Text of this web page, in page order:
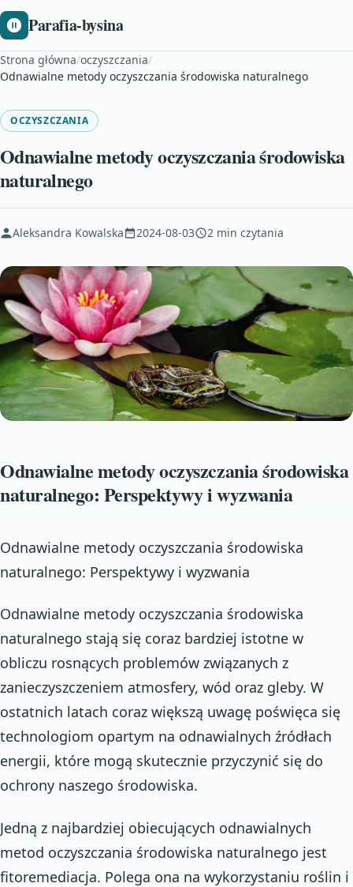
Parafia-bysina
Strona główna/oczyszczania/
Odnawialne metody oczyszczania środowiska naturalnego
OCZYSZCZANIA
Odnawialne metody oczyszczania środowiska
naturalnego
Aleksandra Kowalska 2024-08-03 2 min czytania
Odnawialne metody oczyszczania środowiska
naturalnego: Perspektywy i wyzwania
Odnawialne metody oczyszczania środowiska
naturalnego: Perspektywy i wyzwania
Odnawialne metody oczyszczania środowiska
naturalnego stają się coraz bardziej istotne w
obliczu rosnących problemów związanych z
zanieczyszczeniem atmosfery, wód oraz gleby. W
ostatnich latach coraz większą uwagę poświęca się
technologiom opartym na odnawialnych źródłach
energii, które mogą skutecznie przyczynić się do
ochrony naszego środowiska.
Jedną z najbardziej obiecujących odnawialnych
metod oczyszczania środowiska naturalnego jest
fitoremediacja. Polega ona na wykorzystaniu roślin i